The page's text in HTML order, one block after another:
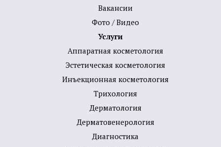
Вакансии
Фото / Видео
Услуги
Аппаратная косметология
Эстетическая косметология
Инъекционная косметология
Трихология
Дермато­логия
Дерматовенерология
Диагностика